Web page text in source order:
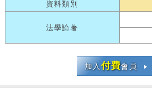
資料類別
法學論著
加入付費會員